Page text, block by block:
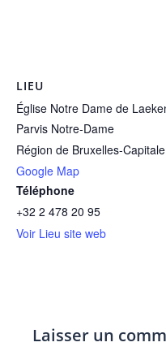
LIEU
Église Notre Dame de
Parvis Notre-Dame
Région de Bruxelles-
Google Map
Téléphone
+32 2 478 20 95
Voir Lieu site web
Laisser un